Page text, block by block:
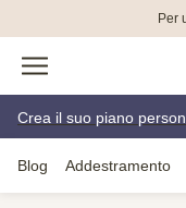
Per
Crea il suo piano
Blog Addestramento